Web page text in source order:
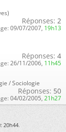
Réponses: 2
09/07/2007, 19h13
Réponses: 4
26/11/2006, 11h45
/ Sociologie
Réponses: 50
04/02/2005, 21h27
20h44.